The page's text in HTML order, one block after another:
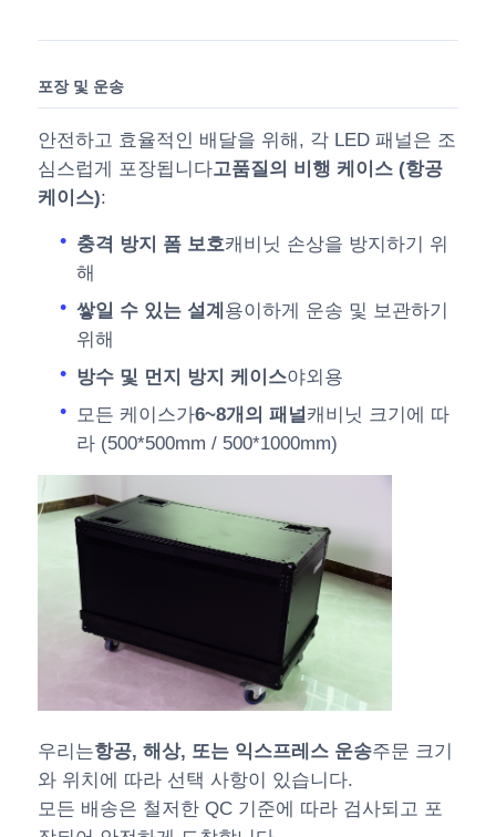
포장 및 운송
안전하고 효율적인 배달을 위해, 각 LED 패널은 조
심스럽게 포장됩니다고품질의 비행 케이스 (항공
케이스):
충격 방지 폼 보호캐비닛 손상을 방지하기 위
해
쌓일 수 있는 설계 용이하게 운송 및 보관하기
위해
방수 및 먼지 방지 케이스야외용
모든 케이스가6~8개의 패널 캐비닛 크기에 따
라 (500*500mm / 500*1000mm)
우리는항공, 해상, 또는 익스프레스 운송주문 크기
와 위치에 따라 선택 사항이 있습니다.
모든 배송은 철저한 QC 기준에 따라 검사되고 포